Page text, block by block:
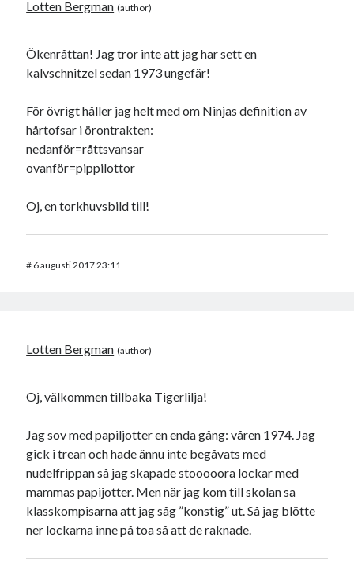
Lotten Bergman
Ökenråttan! Jag tror inte att jag har sett en
kalvschnitzel sedan 1973 ungefär!
För övrigt håller jag helt med om Ninjas definition av
hårtofsar i örontrakten:
nedanför=råttsvansar
ovanför=pippilottor
Oj, en torkhuvsbild till!
# 6 augusti 2017 23:11
Lotten Bergman
Oj, välkommen tillbaka Tigerlilja!
Jag sov med papiljotter en enda gång: våren 1974. Jag
gick i trean och hade ännu inte begåvats med
nudelfrippan så jag skapade stooooora lockar med
mammas papijotter. Men när jag kom till skolan sa
klasskompisarna att jag såg ”konstig” ut. Så jag blötte
ner lockarna inne på toa så att de raknade.